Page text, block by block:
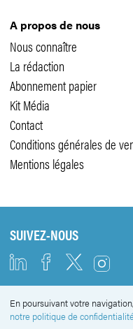
A propos de nous
Nous connaître
La rédaction
Abonnement papier
Kit Média
Contact
Conditions générales de
Mentions légales
SUIVEZ-NOUS
NEWSLETTER
En poursuivant votre
notre politique de